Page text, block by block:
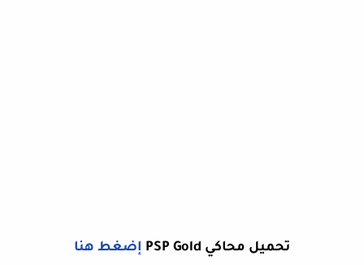
تحميل محاكي PSP Gold
إضغط هنا